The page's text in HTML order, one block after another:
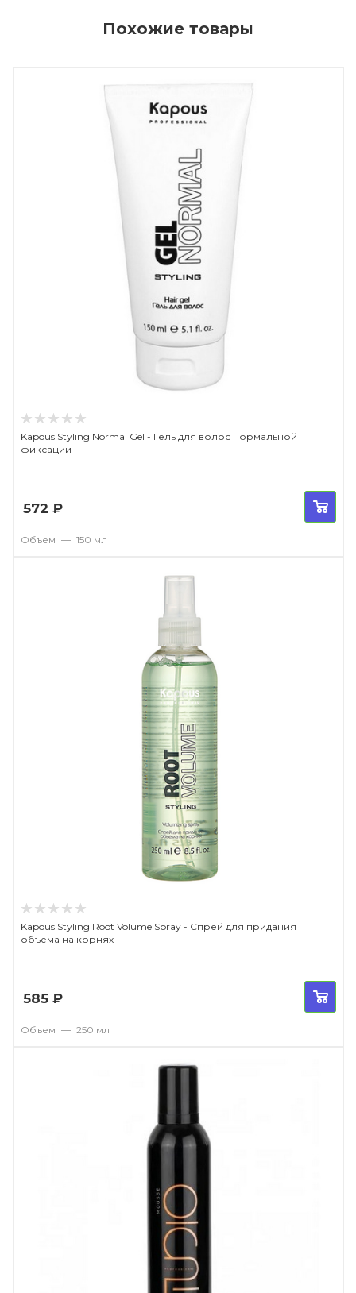
Похожие товары
Kapous Styling Normal Gel - Гель для волос нормальной
фиксации
572 ₽
Объем — 150 мл
Kapous Styling Root Volume Spray - Спрей для придания
объема на корнях
585 ₽
Объем — 250 мл